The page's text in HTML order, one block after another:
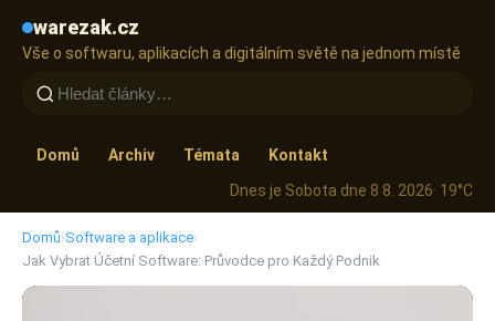
warezak.cz
Vše o softwaru, aplikacích a digitálním světě na jednom místě
Domů Archiv Témata
Kontakt
Dnes je Sobota dne 8 8. 2026· 19°C
Domů›Software a aplikace›
Jak Vybrat Účetní Software: Průvodce pro Každý Podnik